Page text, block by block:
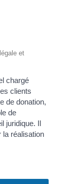
et
chargé
clients
de donation,
de
juridique. Il
la réalisation